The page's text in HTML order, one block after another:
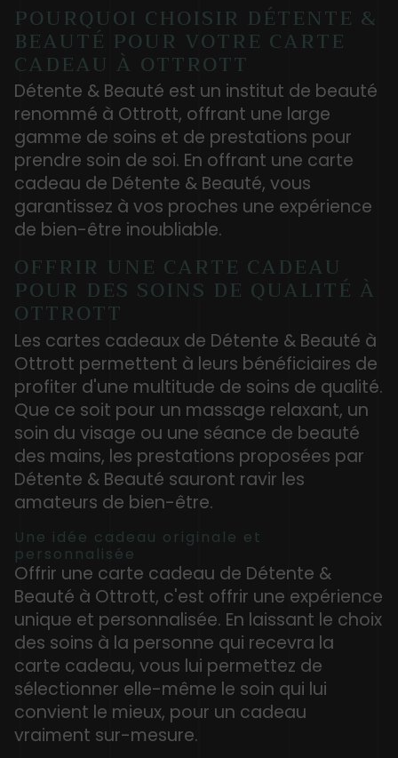
POURQUOI CHOISIR DÉTENTE &
BEAUTÉ POUR VOTRE CARTE
CADEAU À OTTROTT
Détente & Beauté est un institut de beauté
renommé à Ottrott, offrant une large
gamme de soins et de prestations pour
prendre soin de soi. En offrant une carte
cadeau de Détente & Beauté, vous
garantissez à vos proches une expérience
de bien-être inoubliable.
OFFRIR UNE CARTE CADEAU
POUR DES SOINS DE QUALITÉ À
OTTROTT
Les cartes cadeaux de Détente & Beauté à
Ottrott permettent à leurs bénéficiaires de
profiter d'une multitude de soins de qualité.
Que ce soit pour un massage relaxant, un
soin du visage ou une séance de beauté
des mains, les prestations proposées par
Détente & Beauté sauront ravir les
amateurs de bien-être.
Une idée cadeau originale et
personnalisée
Offrir une carte cadeau de Détente &
Beauté à Ottrott, c'est offrir une expérience
unique et personnalisée. En laissant le choix
des soins à la personne qui recevra la
carte cadeau, vous lui permettez de
sélectionner elle-même le soin qui lui
convient le mieux, pour un cadeau
vraiment sur-mesure.